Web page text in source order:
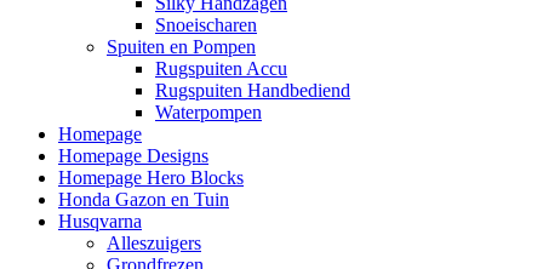
Snoeischaren
Spuiten en Pompen
Rugspuiten Accu
Rugspuiten Handbediend
Waterpompen
Homepage
Homepage Designs
Homepage Hero Blocks
Honda Gazon en Tuin
Husqvarna
Alleszuigers
Grondfrezen